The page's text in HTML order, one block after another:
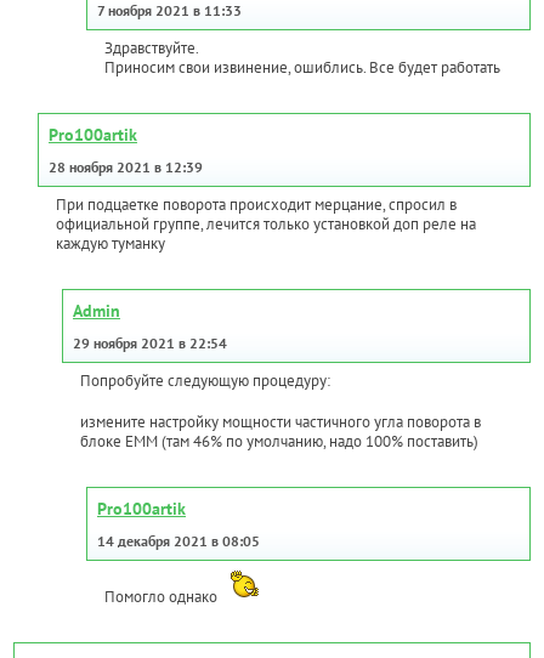
7 ноября 2021 в 11:33
Здравствуйте.
Приносим свои извинение, ошиблись. Все будет работать
Pro100artik
28 ноября 2021 в 12:39
При подцаетке поворота происходит мерцание, спросил в
официальной группе, лечится только установкой доп реле на
каждую туманку
Admin
29 ноября 2021 в 22:54
Попробуйте следующую процедуру:
измените настройку мощности частичного угла поворота в
блоке ЕММ (там 46% по умолчанию, надо 100% поставить)
Pro100artik
14 декабря 2021 в 08:05
Помогло однако